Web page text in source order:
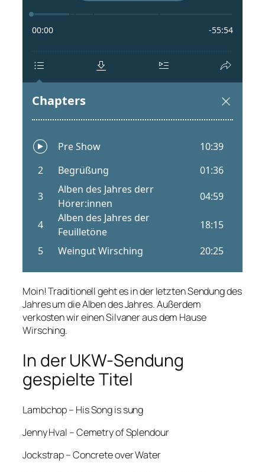
Moin! Traditionell geht es in der letzten Sendung des
Jahres um die Alben des Jahres. Außerdem
verkosten wir einen Silvaner aus dem Hause
Wirsching.
In der UKW-Sendung
gespielte Titel
Lambchop – His Song is sung
Jenny Hval – Cemetry of Splendour
Jockstrap – Concrete over Water